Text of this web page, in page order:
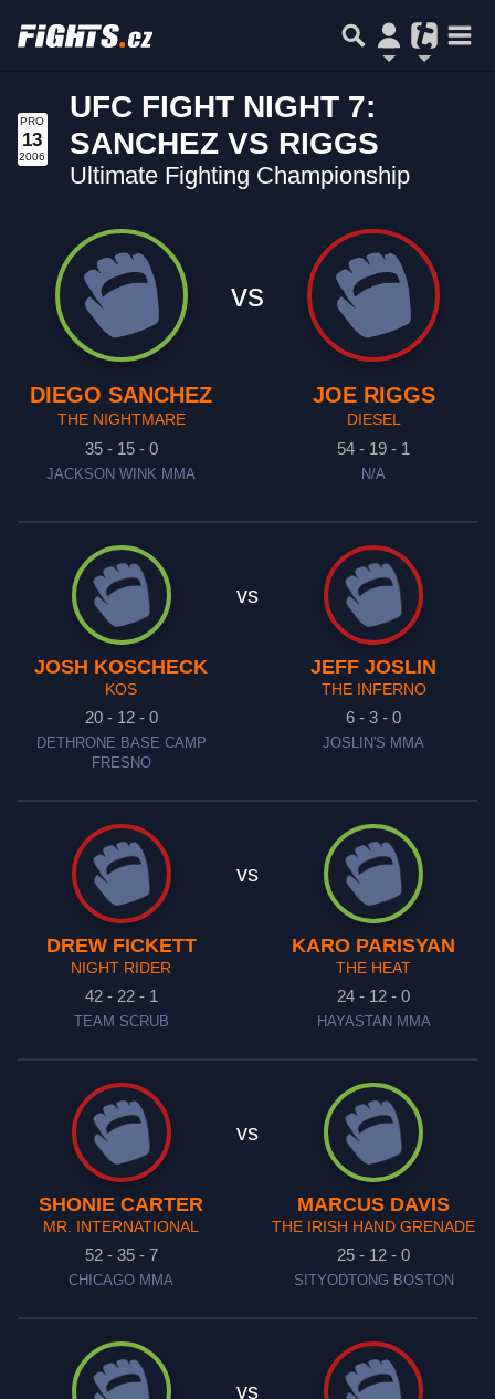
PRO
13
2006
UFC FIGHT NIGHT 7:
SANCHEZ VS RIGGS
Ultimate Fighting Championship
DIEGO SANCHEZ
THE NIGHTMARE
35 - 15 - 0
JACKSON WINK MMA
vs
JOE RIGGS
DIESEL
54 - 19 - 1
N/A
JOSH KOSCHECK
KOS
20 - 12 - 0
DETHRONE BASE CAMP
FRESNO
vs
JEFF JOSLIN
THE INFERNO
6 - 3 - 0
JOSLIN'S MMA
DREW FICKETT
NIGHT RIDER
42 - 22 - 1
TEAM SCRUB
vs
KARO PARISYAN
THE HEAT
24 - 12 - 0
HAYASTAN MMA
SHONIE CARTER
MR. INTERNATIONAL
52 - 35 - 7
CHICAGO MMA
vs
MARCUS DAVIS
THE IRISH HAND GRENADE
25 - 12 - 0
SITYODTONG BOSTON
vs